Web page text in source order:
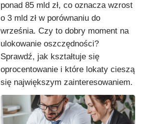
ponad 85 mld zł, co oznacza wzrost
o 3 mld zł w porównaniu do
września. Czy to dobry moment na
ulokowanie oszczędności?
Sprawdź, jak kształtuje się
oprocentowanie i które lokaty cieszą
się największym zainteresowaniem.